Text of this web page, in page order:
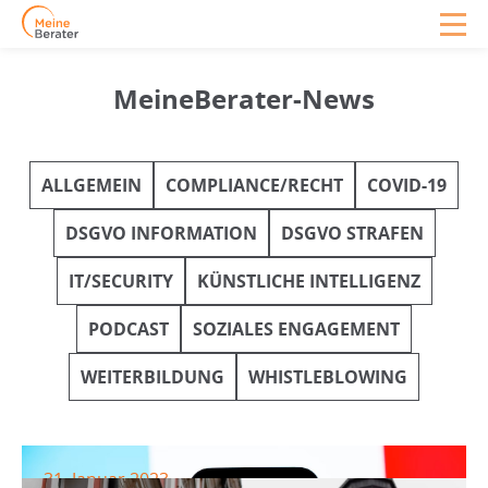
MeineBerater-News
ALLGEMEIN COMPLIANCE/RECHT
COVID-19
DSGVO INFORMATION
DSGVO STRAFEN
IT/SECURITY
KÜNSTLICHE INTELLIGENZ
PODCAST
SOZIALES ENGAGEMENT
WEITERBILDUNG
WHISTLEBLOWING
31. Januar 2023
Millionenstrafe aufgrund von fehlerhaftem